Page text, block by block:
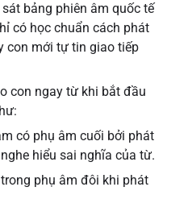
bảng phiên âm quốc tế
có học chuẩn cách phát
con mới tự tin giao tiếp
con ngay từ khi bắt đầu
có phụ âm cuối bởi phát
hiểu sai nghĩa của từ.
phụ âm đôi khi phát